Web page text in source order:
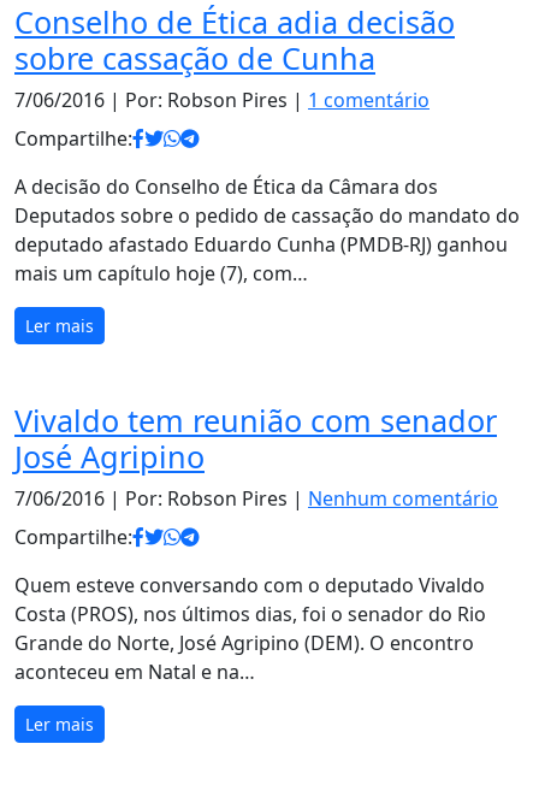
Conselho de Ética adia decisão
sobre cassação de Cunha
7/06/2016 | Por: Robson Pires | 1 comentário
Compartilhe:
A decisão do Conselho de Ética da Câmara dos
Deputados sobre o pedido de cassação do mandato do
deputado afastado Eduardo Cunha (PMDB-RJ) ganhou
mais um capítulo hoje (7), com…
Ler mais
Vivaldo tem reunião com senador
José Agripino
7/06/2016 | Por: Robson Pires | Nenhum comentário
Compartilhe:
Quem esteve conversando com o deputado Vivaldo
Costa (PROS), nos últimos dias, foi o senador do Rio
Grande do Norte, José Agripino (DEM). O encontro
aconteceu em Natal e na…
Ler mais